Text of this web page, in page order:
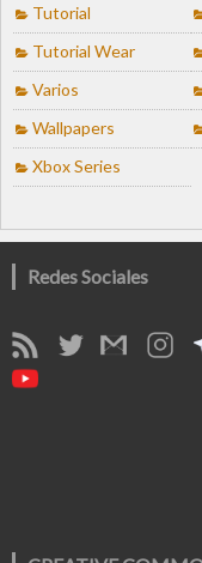
Tutorial
Tutorial Wear
Varios
Wallpapers
Xbox Series
Redes Sociales